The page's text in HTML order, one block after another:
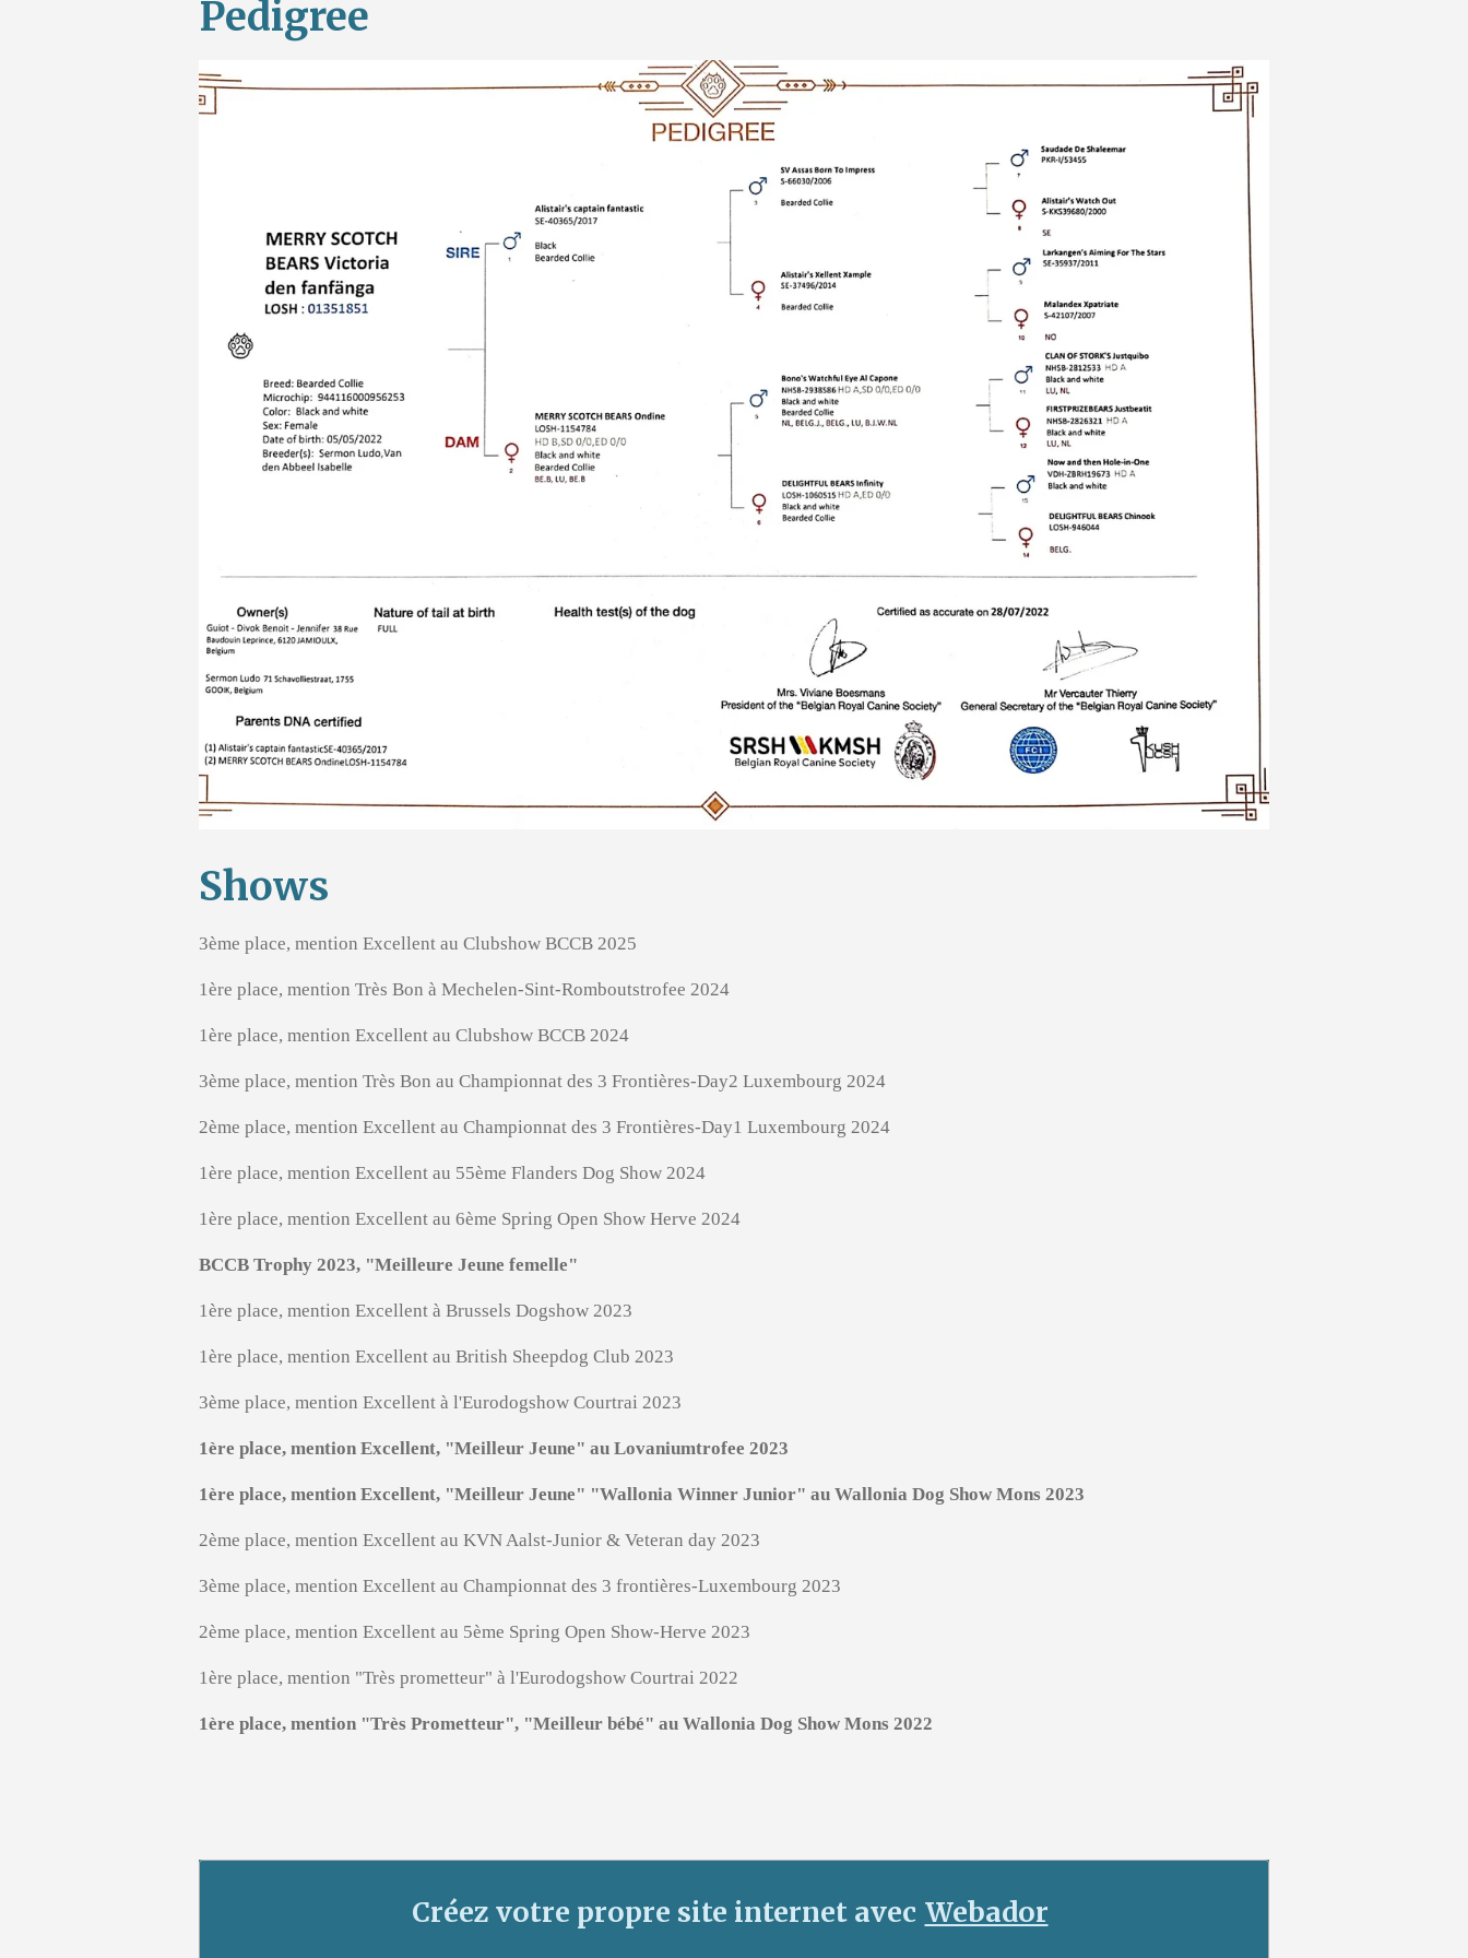
Pedigree
Shows
3ème place, mention Excellent au Clubshow BCCB 2025
1ère place, mention Très Bon à Mechelen-Sint-Romboutstrofee 2024
1ère place, mention Excellent au Clubshow BCCB 2024
3ème place, mention Très Bon au Championnat des 3 Frontières-Day2 Luxembourg 2024
2ème place, mention Excellent au Championnat des 3 Frontières-Day1 Luxembourg 2024
1ère place, mention Excellent au 55ème Flanders Dog Show 2024
1ère place, mention Excellent au 6ème Spring Open Show Herve 2024
BCCB Trophy 2023, "Meilleure Jeune femelle"
1ère place, mention Excellent à Brussels Dogshow 2023
1ère place, mention Excellent au British Sheepdog Club 2023
3ème place, mention Excellent à l'Eurodogshow Courtrai 2023
1ère place, mention Excellent, "Meilleur Jeune" au Lovaniumtrofee 2023
1ère place, mention Excellent, "Meilleur Jeune" "Wallonia Winner Junior" au Wallonia Dog Show Mons 2023
2ème place, mention Excellent au KVN Aalst-Junior & Veteran day 2023
3ème place, mention Excellent au Championnat des 3 frontières-Luxembourg 2023
2ème place, mention Excellent au 5ème Spring Open Show-Herve 2023
1ère place, mention "Très prometteur" à l'Eurodogshow Courtrai 2022
1ère place, mention "Très Prometteur", "Meilleur bébé" au Wallonia Dog Show Mons 2022
Créez votre propre site internet avec Webador